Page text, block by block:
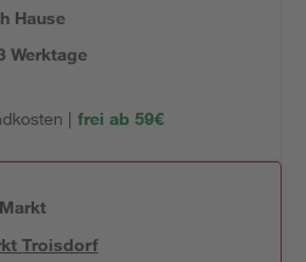
Hause
Werktage
| frei ab 59€
Troisdorf